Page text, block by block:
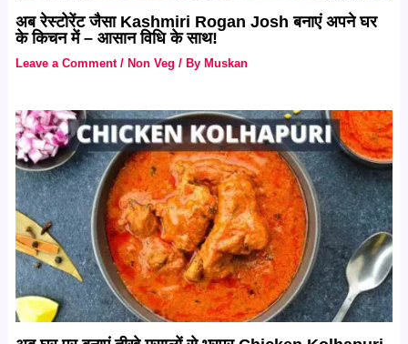
अब रेस्टोरेंट जैसा Kashmiri Rogan Josh बनाएं अपने घर
के किचन में – आसान विधि के साथ!
Leave a Comment / Non Veg / By Muskan